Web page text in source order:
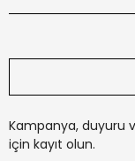
Kampanya, duyuru
için kayıt olun.